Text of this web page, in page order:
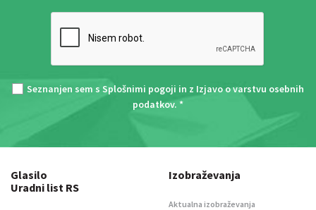
Seznanjen sem s Splošnimi pogoji in z Izjavo o varstvu osebnih
podatkov. *
Glasilo
Uradni list RS
Izobraževanja
Aktualna izobraževanja